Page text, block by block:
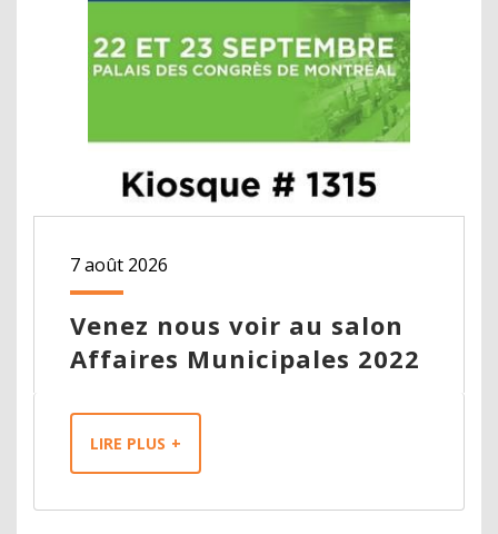
Venez nous voir au salon
Affaires Municipales 2022
7 août 2026
LIRE PLUS